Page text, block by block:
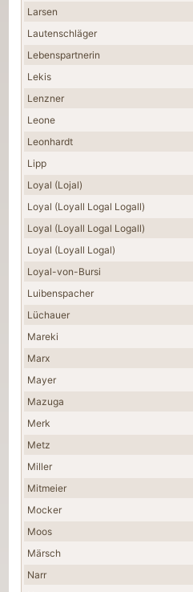
Larsen
Lautenschläger
Lebenspartnerin
Lekis
Lenzner
Leone
Leonhardt
Lipp
Loyal (Lojal)
Loyal (Loyall Logal Logall)
Loyal (Loyall Logal Logall)
Loyal (Loyall Logal)
Loyal-von-Bursi
Luibenspacher
Lüchauer
Mareki
Marx
Mayer
Mazuga
Merk
Metz
Miller
Mitmeier
Mocker
Moos
Märsch
Narr